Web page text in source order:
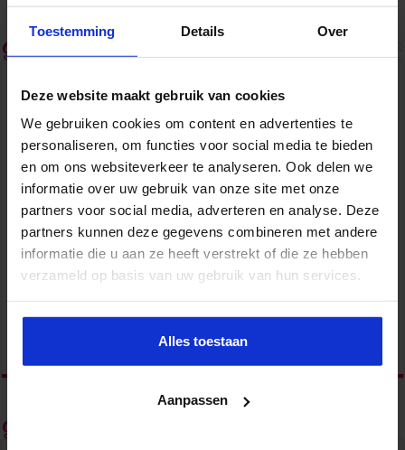
Toestemming Details Over
Deze website maakt gebruik van cookies
We gebruiken cookies om content en advertenties te
personaliseren, om functies voor social media te bieden
en om ons websiteverkeer te analyseren. Ook delen we
informatie over uw gebruik van onze site met onze
partners voor social media, adverteren en analyse. Deze
partners kunnen deze gegevens combineren met andere
informatie die u aan ze heeft verstrekt of die ze hebben
verzameld op basis van uw gebruik van hun services.
Alles toestaan
Aanpassen
management assistant in 2030
Gerelateerde Artikelen
Geef een reactie